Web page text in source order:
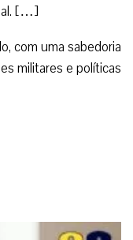
[…]
com uma sabedoria
militares e políticas